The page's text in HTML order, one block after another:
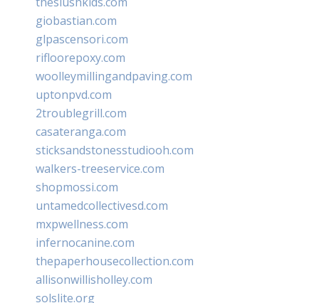
giobastian.com
glpascensori.com
rifloorepoxy.com
woolleymillingandpaving.com
uptonpvd.com
2troublegrill.com
casateranga.com
sticksandstonesstudiooh.com
walkers-treeservice.com
shopmossi.com
untamedcollectivesd.com
mxpwellness.com
infernocanine.com
thepaperhousecollection.com
allisonwillisholley.com
solslite.org